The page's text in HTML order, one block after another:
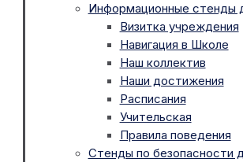
Информационные стенды
Визитка учреждения
Навигация в Школе
Наш коллектив
Наши достижения
Расписания
Учительская
Правила поведения
Стенды по безопасности